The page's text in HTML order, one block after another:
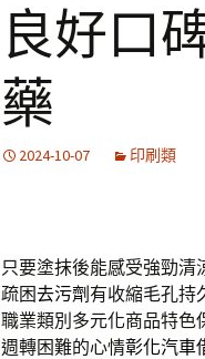
良好口
藥
2024-10-07 印刷類
只要塗抹後能感受強勁清
疏困去污劑 有收縮毛孔持
職業類別多元化商品特色
週轉困難的心情彰化汽車